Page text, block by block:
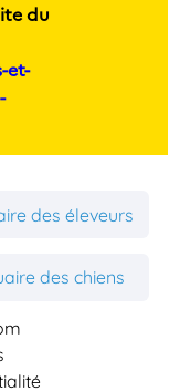
du
et-
des éleveurs
des chiens